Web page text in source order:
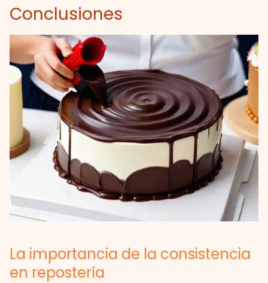
Conclusiones
La importancia de la consistencia
en repostería